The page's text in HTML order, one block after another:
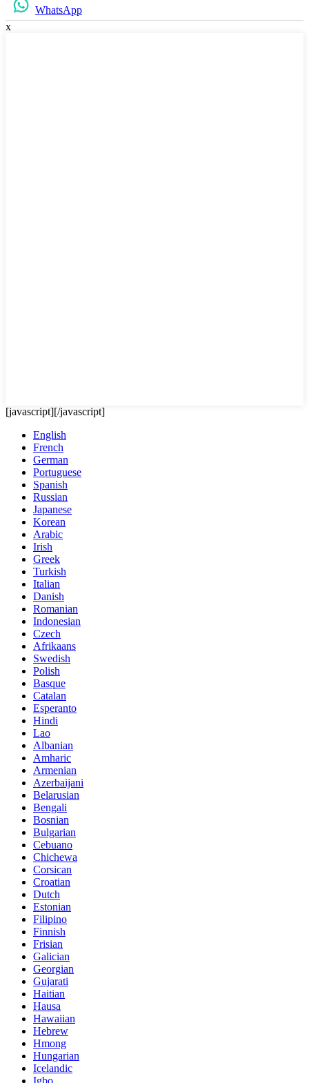
WhatsApp
x
[javascript][/javascript]
English
French
German
Portuguese
Spanish
Russian
Japanese
Korean
Arabic
Irish
Greek
Turkish
Italian
Danish
Romanian
Indonesian
Czech
Afrikaans
Swedish
Polish
Basque
Catalan
Esperanto
Hindi
Lao
Albanian
Amharic
Armenian
Azerbaijani
Belarusian
Bengali
Bosnian
Bulgarian
Cebuano
Chichewa
Corsican
Croatian
Dutch
Estonian
Filipino
Finnish
Frisian
Galician
Georgian
Gujarati
Haitian
Hausa
Hawaiian
Hebrew
Hmong
Hungarian
Icelandic
Igbo